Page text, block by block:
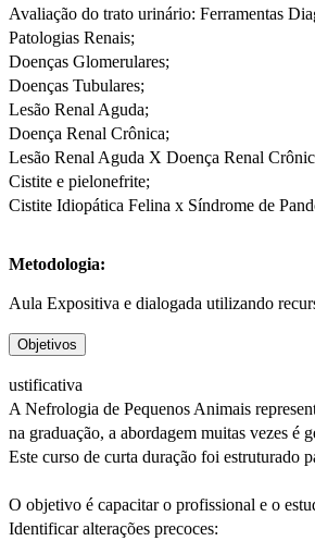
Avaliação do trato urinário: Ferramentas
Patologias Renais;
Doenças Glomerulares;
Doenças Tubulares;
Lesão Renal Aguda;
Doença Renal Crônica;
Lesão Renal Aguda X Doença Renal
Cistite e pielonefrite;
Cistite Idiopática Felina x Síndrome de
Metodologia:
Aula Expositiva e dialogada utilizando
Objetivos
ustificativa
A Nefrologia de Pequenos Animais
na graduação, a abordagem muitas vezes é
Este curso de curta duração foi estruturado
O objetivo é capacitar o profissional e o
Identificar alterações precoces: